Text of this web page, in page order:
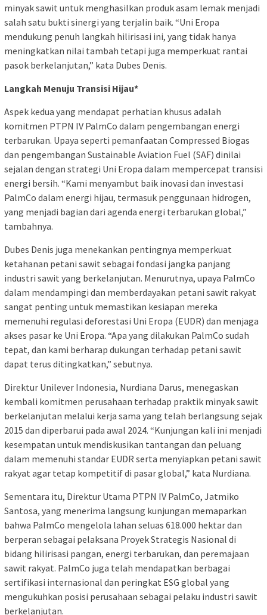
minyak sawit untuk menghasilkan produk asam lemak menjadi
salah satu bukti sinergi yang terjalin baik. “Uni Eropa
mendukung penuh langkah hilirisasi ini, yang tidak hanya
meningkatkan nilai tambah tetapi juga memperkuat rantai
pasok berkelanjutan,” kata Dubes Denis.
Langkah Menuju Transisi Hijau*
Aspek kedua yang mendapat perhatian khusus adalah
komitmen PTPN IV PalmCo dalam pengembangan energi
terbarukan. Upaya seperti pemanfaatan Compressed Biogas
dan pengembangan Sustainable Aviation Fuel (SAF) dinilai
sejalan dengan strategi Uni Eropa dalam mempercepat transisi
energi bersih. “Kami menyambut baik inovasi dan investasi
PalmCo dalam energi hijau, termasuk penggunaan hidrogen,
yang menjadi bagian dari agenda energi terbarukan global,”
tambahnya.
Dubes Denis juga menekankan pentingnya memperkuat
ketahanan petani sawit sebagai fondasi jangka panjang
industri sawit yang berkelanjutan. Menurutnya, upaya PalmCo
dalam mendampingi dan memberdayakan petani sawit rakyat
sangat penting untuk memastikan kesiapan mereka
memenuhi regulasi deforestasi Uni Eropa (EUDR) dan menjaga
akses pasar ke Uni Eropa. “Apa yang dilakukan PalmCo sudah
tepat, dan kami berharap dukungan terhadap petani sawit
dapat terus ditingkatkan,” sebutnya.
Direktur Unilever Indonesia, Nurdiana Darus, menegaskan
kembali komitmen perusahaan terhadap praktik minyak sawit
berkelanjutan melalui kerja sama yang telah berlangsung sejak
2015 dan diperbarui pada awal 2024. “Kunjungan kali ini menjadi
kesempatan untuk mendiskusikan tantangan dan peluang
dalam memenuhi standar EUDR serta menyiapkan petani sawit
rakyat agar tetap kompetitif di pasar global,” kata Nurdiana.
Sementara itu, Direktur Utama PTPN IV PalmCo, Jatmiko
Santosa, yang menerima langsung kunjungan memaparkan
bahwa PalmCo mengelola lahan seluas 618.000 hektar dan
berperan sebagai pelaksana Proyek Strategis Nasional di
bidang hilirisasi pangan, energi terbarukan, dan peremajaan
sawit rakyat. PalmCo juga telah mendapatkan berbagai
sertifikasi internasional dan peringkat ESG global yang
mengukuhkan posisi perusahaan sebagai pelaku industri sawit
berkelanjutan.